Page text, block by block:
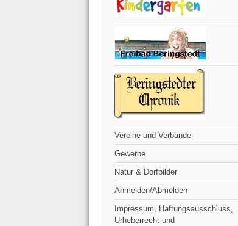
Vereine und Verbände
Gewerbe
Natur & Dorfbilder
Anmelden/Abmelden
Impressum, Haftungsausschluss,
Urheberrecht und